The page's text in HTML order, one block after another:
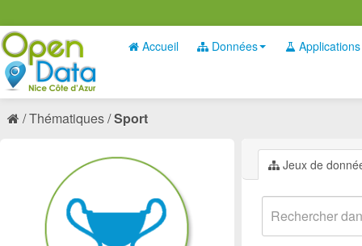
Accueil Données Applications
Thématiques Sport
Jeux de